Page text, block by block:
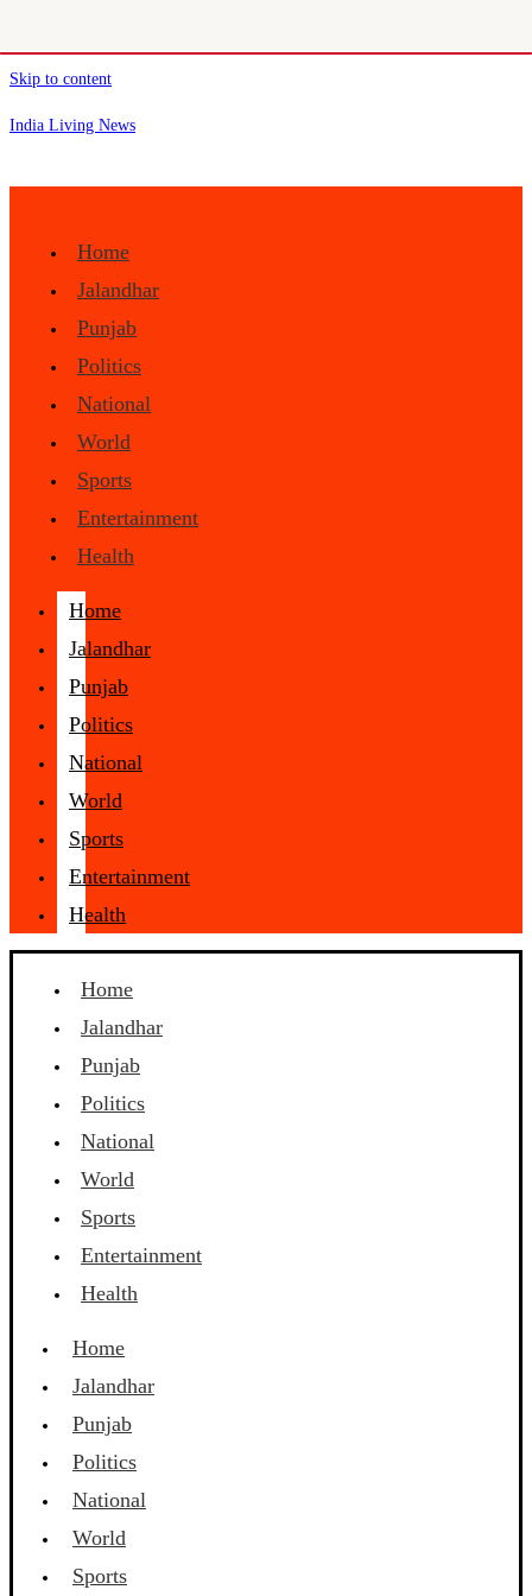
Skip to content
India Living News
Home
Jalandhar
Punjab
Politics
National
World
Sports
Entertainment
Health
Home
Jalandhar
Punjab
Politics
National
World
Sports
Entertainment
Health
Home
Jalandhar
Punjab
Politics
National
World
Sports
Entertainment
Health
Home
Jalandhar
Punjab
Politics
National
World
Sports